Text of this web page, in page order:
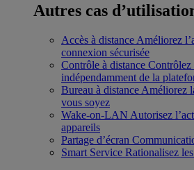
Autres cas
Accès à distance Améliorez
connexion sécurisée
Contrôle à distance Contrôlez
indépendamment de la
Bureau à distance Améliorez
vous soyez
Wake-on-LAN Autorisez
appareils
Partage d’écran
Smart Service Rationalisez